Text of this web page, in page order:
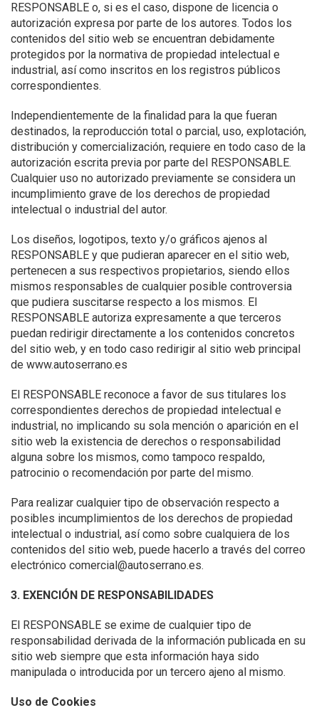
RESPONSABLE o, si es el caso, dispone de licencia o
autorización expresa por parte de los autores. Todos los
contenidos del sitio web se encuentran debidamente
protegidos por la normativa de propiedad intelectual e
industrial, así como inscritos en los registros públicos
correspondientes.
Independientemente de la finalidad para la que fueran
destinados, la reproducción total o parcial, uso, explotación,
distribución y comercialización, requiere en todo caso de la
autorización escrita previa por parte del RESPONSABLE.
Cualquier uso no autorizado previamente se considera un
incumplimiento grave de los derechos de propiedad
intelectual o industrial del autor.
Los diseños, logotipos, texto y/o gráficos ajenos al
RESPONSABLE y que pudieran aparecer en el sitio web,
pertenecen a sus respectivos propietarios, siendo ellos
mismos responsables de cualquier posible controversia
que pudiera suscitarse respecto a los mismos. El
RESPONSABLE autoriza expresamente a que terceros
puedan redirigir directamente a los contenidos concretos
del sitio web, y en todo caso redirigir al sitio web principal
de www.autoserrano.es
El RESPONSABLE reconoce a favor de sus titulares los
correspondientes derechos de propiedad intelectual e
industrial, no implicando su sola mención o aparición en el
sitio web la existencia de derechos o responsabilidad
alguna sobre los mismos, como tampoco respaldo,
patrocinio o recomendación por parte del mismo.
Para realizar cualquier tipo de observación respecto a
posibles incumplimientos de los derechos de propiedad
intelectual o industrial, así como sobre cualquiera de los
contenidos del sitio web, puede hacerlo a través del correo
electrónico comercial@autoserrano.es.
3. EXENCIÓN DE RESPONSABILIDADES
El RESPONSABLE se exime de cualquier tipo de
responsabilidad derivada de la información publicada en su
sitio web siempre que esta información haya sido
manipulada o introducida por un tercero ajeno al mismo.
Uso de Cookies